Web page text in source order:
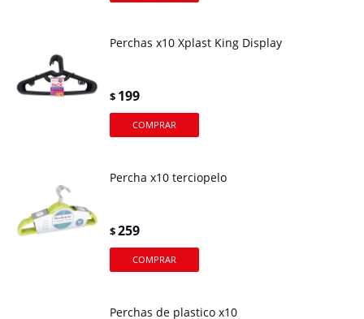
Perchas x10 Xplast King Display
$ 199
Percha x10 terciopelo
$259
Perchas de plastico x10